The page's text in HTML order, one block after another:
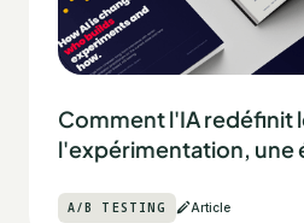
Comment l'IA redéfinit
l'expérimentation, une
A/B TESTING Article